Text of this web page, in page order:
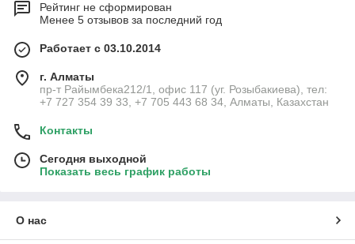
Рейтинг не сформирован
Менее 5 отзывов за последний год
Работает с 03.10.2014
г. Алматы
пр-т Райымбека212/1, офис 117 (уг. Розыбакиева), тел:
+7 727 354 39 33, +7 705 443 68 34, Алматы, Казахстан
Контакты
Сегодня выходной
Показать весь график работы
О нас